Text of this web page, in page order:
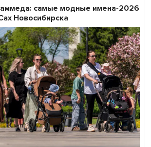
самые модные имена-2026
Новосибирска